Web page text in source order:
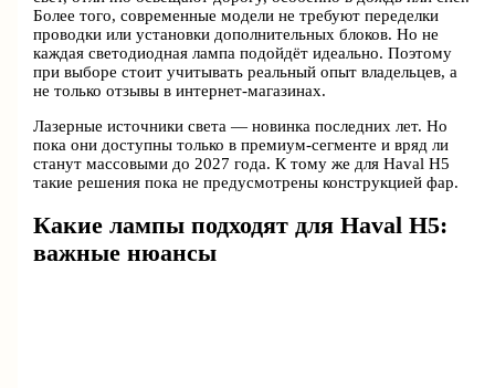
Более того, современные модели не требуют переделки
проводки или установки дополнительных блоков. Но не
каждая светодиодная лампа подойдёт идеально. Поэтому
при выборе стоит учитывать реальный опыт владельцев, а
не только отзывы в интернет-магазинах.
Лазерные источники света — новинка последних лет. Но
пока они доступны только в премиум-сегменте и вряд ли
станут массовыми до 2027 года. К тому же для Haval H5
такие решения пока не предусмотрены конструкцией фар.
Какие лампы подходят для Haval H5:
важные нюансы